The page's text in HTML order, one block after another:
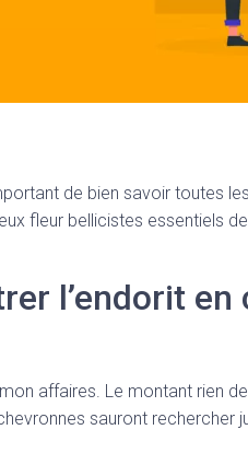
de bien savoir toutes
fleur bellicistes essentiels
l’endorit
affaires. Le montant rien
sauront